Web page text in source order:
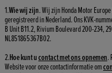
1.Wie wij zijn. Wij zijn Honda Motor
geregistreerd in Nederland. Ons KVK-
B Unit B11.2, Rivium Boulevard 200-234,
NL851865367B02.
2.Hoe kunt ucontact met ons opnemen.
Website voor onze contactinformatie om